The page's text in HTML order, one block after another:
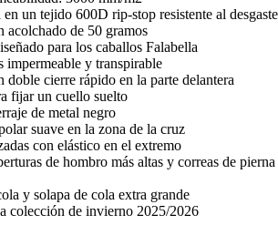
un tejido 600D rip-stop resistente al desgaste
acolchado de 50 gramos
para los caballos Falabella
impermeable y transpirable
doble cierre rápido en la parte delantera
fijar un cuello suelto
de metal negro
suave en la zona de la cruz
con elástico en el extremo
de hombro más altas y correas de pierna
y solapa de cola extra grande
colección de invierno 2025/2026